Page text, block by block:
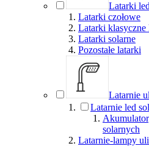
Latarki led
Latarki czołowe
Latarki klasyczne
Latarki solarne
Pozostałe latarki
Latarnie
Latarnie led
solarnych
Latarnie-lampy